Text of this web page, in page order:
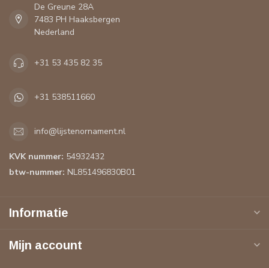
De Greune 28A
7483 PH Haaksbergen
Nederland
+31 53 435 82 35
+31 538511660
info@lijstenornament.nl
KVK nummer: 54932432
btw-nummer: NL851496830B01
Informatie
Mijn account